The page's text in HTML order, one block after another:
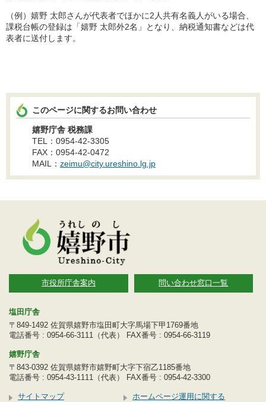
（例）嬉野 太郎さんが代表者でほかに2人共有名義人がいる場合、
課税台帳の登録は「嬉野 太郎外2名」となり、納税通知書などは代
表者に送付します。
このページに関するお問い合わせ
嬉野庁舎 税務課
TEL：0954-42-3305
FAX：0954-42-0472
MAIL： zeimu@city.ureshino.lg.jp
市役所庁舎案内 問い合わせ窓口一覧
塩田庁舎
〒849-1492 佐賀県嬉野市塩田町大字馬場下甲1769番地
電話番号 : 0954-66-3111（代表） FAX番号 : 0954-66-3119
嬉野庁舎
〒843-0392 佐賀県嬉野市嬉野町大字下宿乙1185番地
電話番号 : 0954-43-1111（代表） FAX番号 : 0954-42-3300
サイトマップ
ホームページ運用に関する